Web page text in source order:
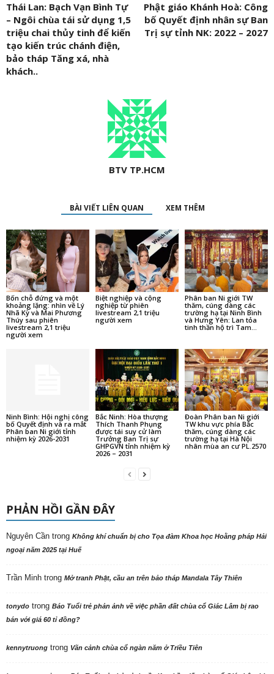
Thái Lan: Bạch Vạn Bình Tự
– Ngôi chùa tái sử dụng 1,5
triệu chai thủy tinh để kiến
tạo kiến trúc chánh điện,
bảo tháp Tăng xá, nhà
khách..
Phật giáo Khánh Hoà: Công
bố Quyết định nhân sự Ban
Trị sự tỉnh NK: 2022 – 2027
BTV TP.HCM
BÀI VIẾT LIÊN QUAN XEM THÊM
Bốn chỗ đứng và một
khoảng lặng: nhìn về Lý
Nhã Kỳ và Mai Phương
Thúy sau phiên
livestream 2,1 triệu
người xem
Biệt nghiệp và cộng
nghiệp từ phiên
livestream 2,1 triệu
người xem
Phân ban Ni giới TW
thăm, cúng dàng các
trường hạ tại Ninh Bình
và Hưng Yên: Lan tỏa
tinh thần hộ trì Tam...
Ninh Bình: Hội nghị công
bố Quyết định và ra mắt
Phân ban Ni giới tỉnh
nhiệm kỳ 2026-2031
Bắc Ninh: Hòa thượng
Thích Thanh Phụng
được tái suy cử làm
Trưởng Ban Trị sự
GHPGVN tỉnh nhiệm kỳ
2026 – 2031
Đoàn Phân ban Ni giới
TW khu vực phía Bắc
thăm, cúng dàng các
trường hạ tại Hà Nội
nhân mùa an cư PL.2570
PHẢN HỒI GẦN ĐÂY
Nguyên Cần trong Không khí chuẩn bị cho Tọa đàm Khoa học Hoằng pháp Hải
ngoại năm 2025 tại Huế
Trần Minh trong Mở tranh Phật, cầu an trên bảo tháp Mandala Tây Thiên
tonydo trong Báo Tuổi trẻ phản ảnh về việc phần đất chùa cổ Giác Lâm bị rao
bán với giá 60 tỉ đồng?
kennytruong trong Vãn cảnh chùa cổ ngàn năm ở Triều Tiên